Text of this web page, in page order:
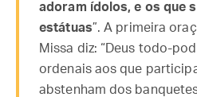
adoram ídolos, e os que
estátuas”. A primeira
Missa diz: “Deus todo-
ordenais aos que
abstenham dos